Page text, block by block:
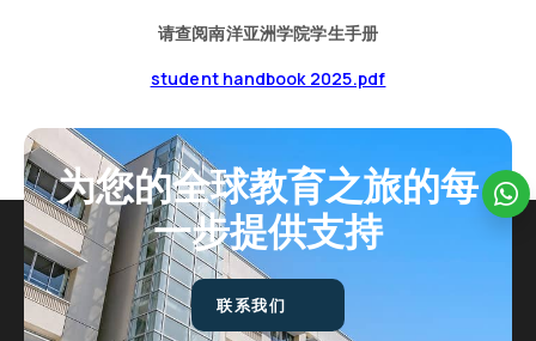
请查阅南洋亚洲学院学生手册
student handbook 2025.pdf
为您的全球教育之旅的每
一步提供支持
联系我们